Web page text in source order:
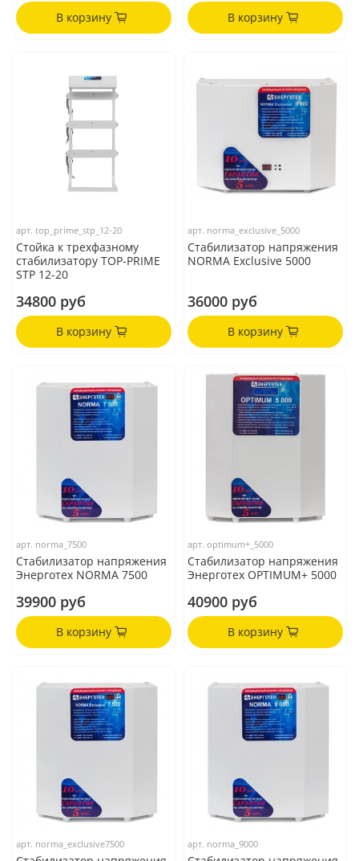
В корзину В корзину
арт.top_prime_stp_12-20
Стойка к трехфазному
стабилизатору TOP-PRIME
STP 12-20
34800 руб
В корзину
арт. norma_exclusive_5000
Стабилизатор напряжения
NORMA Exclusive 5000
36000 руб
В корзину
арт. norma_7500
Стабилизатор напряжения
Энерготех NORMA 7500
39900 руб
В корзину
арт.optimum+_5000
Стабилизатор напряжения
Энерготех OPTIMUM+ 5000
40900 руб
В корзину
арт. norma_exclusive7500 арт. norma_9000